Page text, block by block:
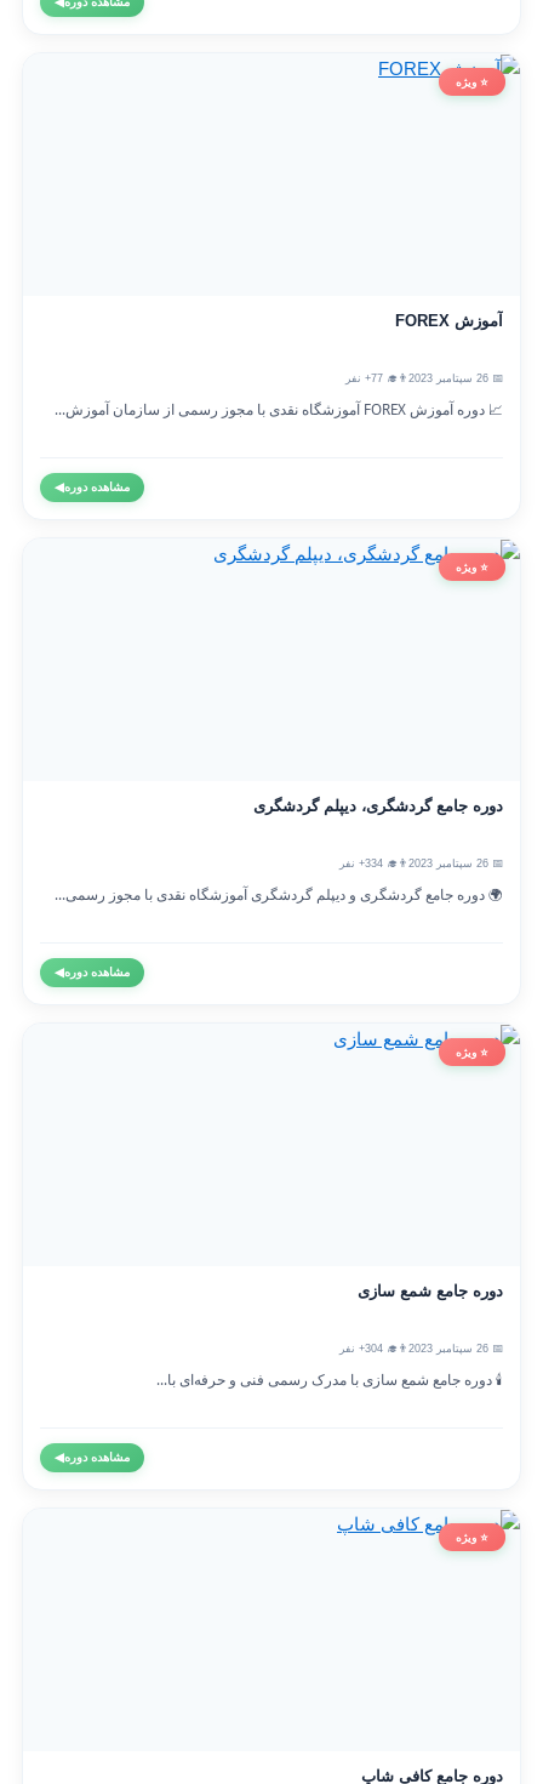
⭐ ویژه
آموزش FOREX
👨‍🎓 77+ نفر
📈 دوره آموزش FOREX آموزشگاه نقدی با مجوز رسمی از سازمان آموزش...
مشاهده دوره◀
⭐ ویژه
دوره جامع گردشگری، دیپلم گردشگری
👨‍🎓 334+ نفر
🌍 دوره جامع گردشگری و دیپلم گردشگری آموزشگاه نقدی با مجوز رسمی...
مشاهده دوره◀
⭐ ویژه
دوره جامع شمع سازی
👨‍🎓 304+ نفر
🕯️ دوره جامع شمع سازی با مدرک رسمی فنی و حرفه‌ای با...
مشاهده دوره◀
⭐ ویژه
دوره جامع کافی شاپ